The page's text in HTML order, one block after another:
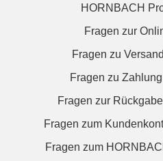
HORNBACH
Fragen zur
Fragen zu
Fragen zu
Fragen zur
Fragen zum
Fragen zum